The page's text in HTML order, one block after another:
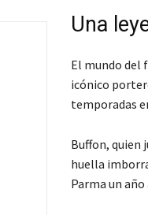
Una
El mundo del
icónico
temporadas
Buffon, quien
huella
Parma un